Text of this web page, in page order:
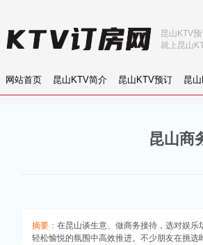
网站首页 昆山KTV简介 昆山KTV预订 昆
昆山KTV
就上昆山
昆山商
摘要： 在昆山谈生意、做商务接待，选对娱
轻松愉悦的氛围中高效推进。不少朋友在挑